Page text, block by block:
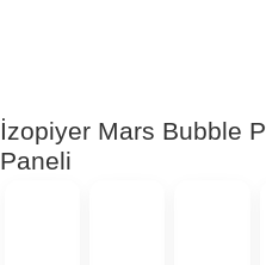
İzopiyer Mars Bubble
Paneli